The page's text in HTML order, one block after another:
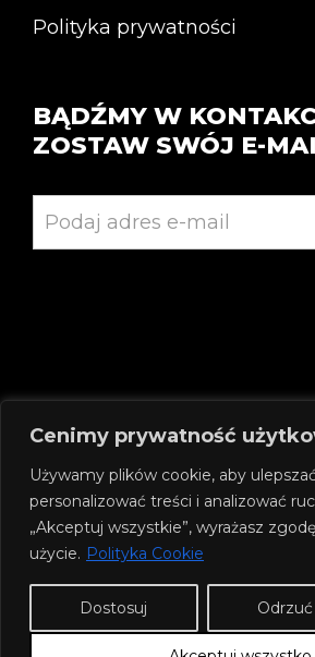
Cenimy prywatność
Używamy plików cookie, aby
personalizować treści i analizować
„Akceptuj wszystkie”, wyrażasz
użycie. Polityka Cookie
Dostosuj
Polityka prywatności
BĄDŹMY W
ZOSTAW SWÓJ E-